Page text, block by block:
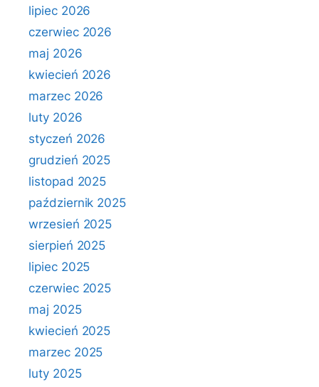
lipiec 2026
czerwiec 2026
maj 2026
kwiecień 2026
marzec 2026
luty 2026
styczeń 2026
grudzień 2025
listopad 2025
październik 2025
wrzesień 2025
sierpień 2025
lipiec 2025
czerwiec 2025
maj 2025
kwiecień 2025
marzec 2025
luty 2025